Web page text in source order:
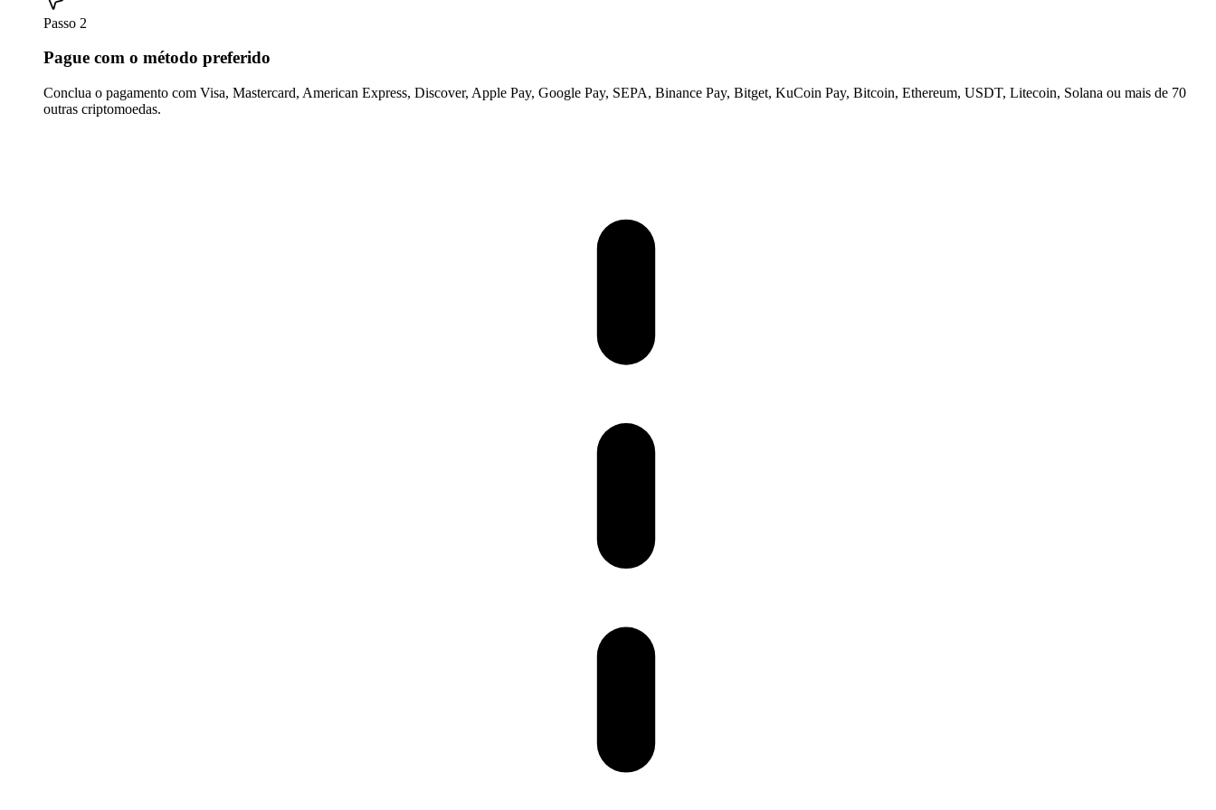
Passo 2
Pague com o método preferido
Conclua o pagamento com Visa, Mastercard, American Express, Discover, Apple Pay, Google Pay, SEPA, Binance Pay, Bitget, KuCoin Pay, Bitcoin, Ethereum, USDT, Litecoin, Solana ou mais de 70
outras criptomoedas.